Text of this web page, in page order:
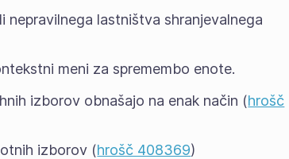
nepravilnega lastništva shranjevalnega
meni za spremembo enote.
izborov obnašajo na enak način (hrošč
izborov (hrošč 408369)